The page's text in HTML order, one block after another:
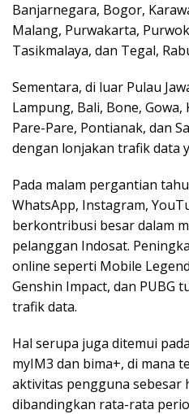
Banjarnegara, Bogor,
Malang, Purwakarta,
Tasikmalaya, dan Tegal,
Sementara, di luar Pulau
Lampung, Bali, Bone,
Pare-Pare, Pontianak, dan
dengan lonjakan trafik data
Pada malam pergantian
WhatsApp, Instagram,
berkontribusi besar dalam
pelanggan Indosat.
online seperti Mobile
Genshin Impact, dan PUBG
trafik data.
Hal serupa juga ditemui
myIM3 dan bima+, di mana
aktivitas pengguna sebesar
dibandingkan rata-rata